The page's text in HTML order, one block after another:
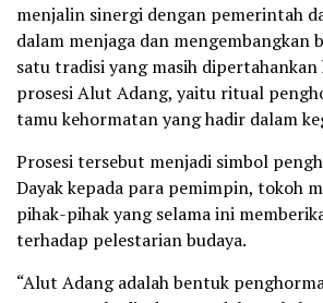
menjalin sinergi dengan pemerintah
dalam menjaga dan mengembangkan
satu tradisi yang masih
prosesi Alut Adang, yaitu ritual
tamu kehormatan yang hadir dalam
Prosesi tersebut menjadi simbol
Dayak kepada para pemimpin, tokoh
pihak-pihak yang selama ini
terhadap pelestarian budaya.
“Alut Adang adalah bentuk